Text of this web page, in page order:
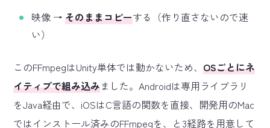
映像 → そのままコピーする（作り直さないので速
い）
このFFmpegはUnity単体では動かないため、 OSごとにネ
イティブで組み込みました。Androidは専用ライブラリ
をJava経由で、iOSはC言語の関数を直接、開発用のMac
ではインストール済みのFFmpegを、と3経路を用意して